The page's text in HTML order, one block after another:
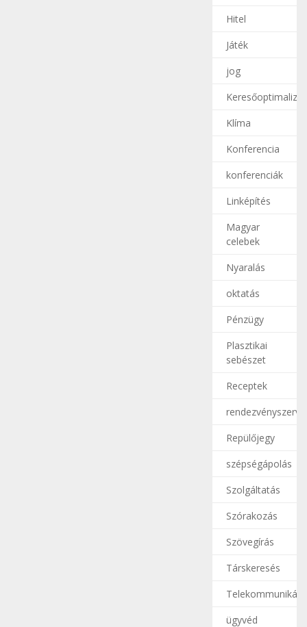
Hitel
Játék
jog
Klíma
Konferencia
konferenciák
Linképítés
Magyar
celebek
Nyaralás
oktatás
Pénzügy
Plasztikai
sebészet
Receptek
Repülőjegy
szépségápolás
Szolgáltatás
Szórakozás
Szövegírás
Társkeresés
ügyvéd